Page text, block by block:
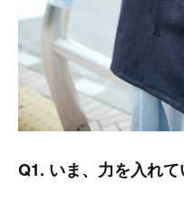
Q1. いま、力を入れて